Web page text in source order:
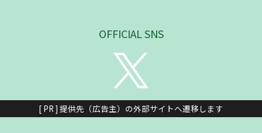
OFFICIAL SNS
[ PR ] 提供先（広告主）の外部サイトへ遷移します